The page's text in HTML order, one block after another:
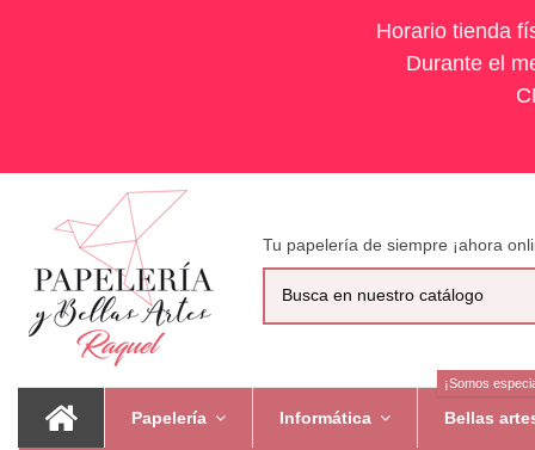
Horario tienda
Durante el
Tu papelería de siempre ¡ahora
Papelería Informática Bellas
¡Somos